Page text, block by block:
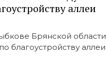
аллеи
Брянской области
благоустройству аллеи